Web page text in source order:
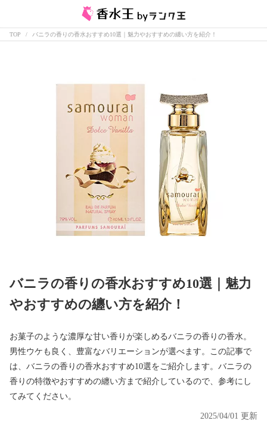
TOP バニラの香りの香水おすすめ10選｜魅力やおすすめの纏い方を紹介！
バニラの香りの香水おすすめ10選｜魅力
やおすすめの纏い方を紹介！
お菓子のような濃厚な甘い香りが楽しめるバニラの香りの香水。
男性ウケも良く、豊富なバリエーションが選べます。この記事で
は、バニラの香りの香水おすすめ10選をご紹介します。バニラの
香りの特徴やおすすめの纏い方まで紹介しているので、参考にし
てみてください。
2025/04/01 更新